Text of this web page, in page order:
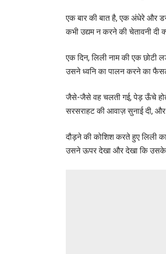
एक बार की बात है, एक अंधेरे और
कभी उद्यम न करने की चेतावनी दी
एक दिन, लिली नाम की एक
उसने ध्वनि का पालन करने का
जैसे-जैसे वह चलती गई, पेड़ ऊँचे होते
सरसराहट की आवाज़ सुनाई दी,
दौड़ने की कोशिश करते हुए लिली
उसने ऊपर देखा और देखा कि